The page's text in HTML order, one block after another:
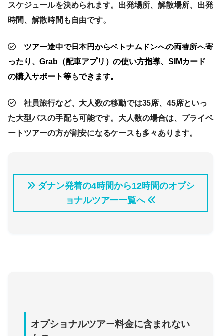
スケジュールを決められます。出発場所、解散場所、出発
時間、解散時間も自由です。
ツアー途中で日本円からベトナムドンへの両替所へ寄
ったり、Grab（配車アプリ）の使い方指導、SIMカード
の購入サポート等もできます。
社員旅行など、大人数の移動では35席、45席といっ
た大型バスの手配も可能です。大人数の場合は、プライベ
ートツアーの方が割安になるケースも多々あります。
ダナン発着の4時間から12時間のオプシ
ョナルツアー一覧へ
オプショナルツアー料金に含まれない